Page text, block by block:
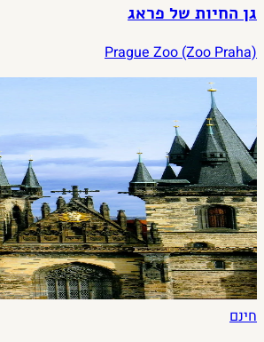
גן החיות של פראג
Prague Zoo (Zoo Praha)
חינם